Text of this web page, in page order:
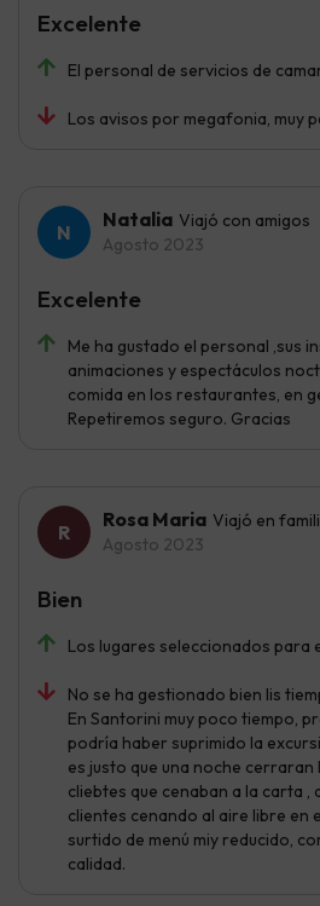
El personal de servicios de
Los avisos por megafonia, muy
Excelente
Natalia Viajó con amigos
Agosto 2023
Me ha gustado el personal ,sus
animaciones y espectáculos
comida en los restaurantes, en
Repetiremos seguro. Gracias
Excelente
Rosa Maria Viajó en
Agosto 2023
Los lugares seleccionados para
No se ha gestionado bien lis
En Santorini muy poco tiempo,
podría haber suprimido la
es justo que una noche
cliebtes que cenaban a la carta ,
clientes cenando al aire libre en
surtido de menú miy reducido,
calidad.
Bien